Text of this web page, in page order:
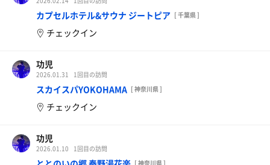
カプセルホテル&サウナ ジートピア [ 千葉県 ]
チェックイン
功児
2026.01.31 1回目の訪問
スカイスパYOKOHAMA [ 神奈川県 ]
チェックイン
功児
2026.01.10 1回目の訪問
[ 神奈川県 ]